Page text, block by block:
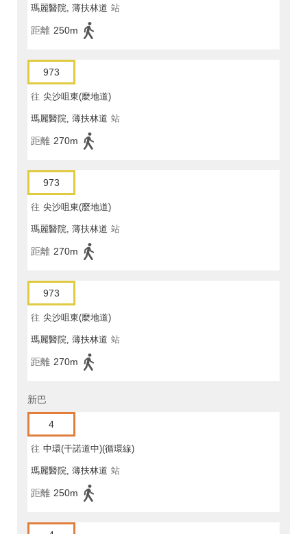
瑪麗醫院, 薄扶林道 站
距離 250m
973
往 尖沙咀東(麼地道)
瑪麗醫院, 薄扶林道 站
距離 270m
973
往 尖沙咀東(麼地道)
瑪麗醫院, 薄扶林道 站
距離 270m
973
往 尖沙咀東(麼地道)
瑪麗醫院, 薄扶林道 站
距離 270m
新巴
4
往 中環(干諾道中)(循環線)
瑪麗醫院, 薄扶林道 站
距離 250m